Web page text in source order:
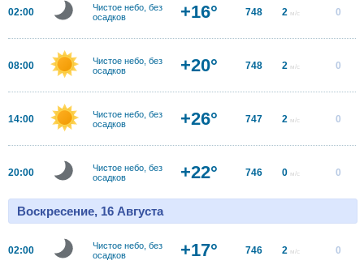
02:00
Чистое небо, без
осадков
+16° 748 2 м/с 0
08:00
Чистое небо, без
осадков
+20° 748 2 м/с 0
14:00
Чистое небо, без
осадков
+26° 747 2 м/с 0
20:00
Чистое небо, без
осадков
+22° 746 0 м/с 0
Воскресение, 16 Августа
02:00
Чистое небо, без
осадков
+17° 746 2 м/с 0